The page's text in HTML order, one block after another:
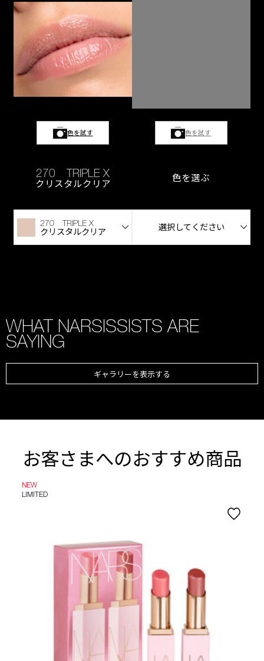
色を試す
270 TRIPLE X
クリスタルクリア
270 TRIPLE X
クリスタルクリア
色を試す
色を選ぶ
選択してください
WHAT NARSISSISTS ARE
SAYING
ギャラリーを表示する
お客さまへのおすすめ商品
NEW
LIMITED